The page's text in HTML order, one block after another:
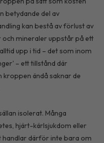
betydande del av
kan bestå av förlust av
och mineraler uppstår på ett
upp i tid – det som inom
– ett tillstånd där
ändå saknar de
isolerat. Många
hjärt-kärlsjukdom eller
handlar därför inte bara om